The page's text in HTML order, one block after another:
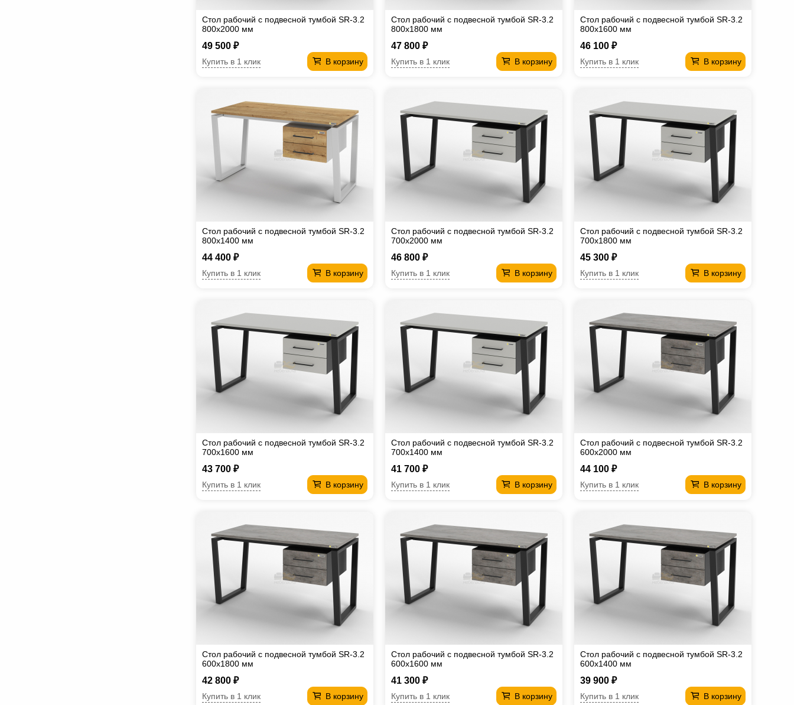
Стол рабочий с подвесной тумбой SR-3.2
800х2000 мм
49 500 ₽
В корзину
Купить в 1 клик
Стол рабочий с подвесной тумбой SR-3.2
800х1800 мм
47 800 ₽
В корзину
Купить в 1 клик
Стол рабочий с подвесной тумбой SR-3.2
800х1600 мм
46 100 ₽
В корзину
Купить в 1 клик
Стол рабочий с подвесной тумбой SR-3.2
800х1400 мм
44 400 ₽
В корзину
Купить в 1 клик
Стол рабочий с подвесной тумбой SR-3.2
700х2000 мм
46 800 ₽
В корзину
Купить в 1 клик
Стол рабочий с подвесной тумбой SR-3.2
700х1800 мм
45 300 ₽
В корзину
Купить в 1 клик
Стол рабочий с подвесной тумбой SR-3.2
700х1600 мм
43 700 ₽
В корзину
Купить в 1 клик
Стол рабочий с подвесной тумбой SR-3.2
700х1400 мм
41 700 ₽
В корзину
Купить в 1 клик
Стол рабочий с подвесной тумбой SR-3.2
600х2000 мм
44 100 ₽
В корзину
Купить в 1 клик
Стол рабочий с подвесной тумбой SR-3.2
600х1800 мм
42 800 ₽
В корзину
Купить в 1 клик
Стол рабочий с подвесной тумбой SR-3.2
600х1600 мм
41 300 ₽
В корзину
Купить в 1 клик
Стол рабочий с подвесной тумбой SR-3.2
600х1400 мм
39 900 ₽
В корзину
Купить в 1 клик